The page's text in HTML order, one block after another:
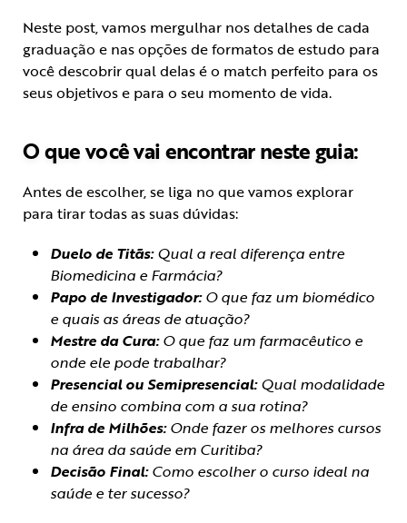
Neste post, vamos mergulhar nos detalhes de cada
graduação e nas opções de formatos de estudo para
você descobrir qual delas é o match perfeito para os
seus objetivos e para o seu momento de vida.
O que você vai encontrar neste guia:
Antes de escolher, se liga no que vamos explorar
para tirar todas as suas dúvidas:
Duelo de Titãs:Qual a real diferença entre
Biomedicina e Farmácia?
Papo de Investigador:O que faz um biomédico
e quais as áreas de atuação?
Mestre da Cura:O que faz um farmacêutico e
onde ele pode trabalhar?
Presencial ou Semipresencial:Qual modalidade
de ensino combina com a sua rotina?
Infra de Milhões:Onde fazer os melhores cursos
na área da saúde em Curitiba?
Decisão Final:Como escolher o curso ideal na
saúde e ter sucesso?